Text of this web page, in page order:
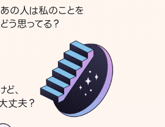
あの人は私のことを
どう思ってる？
、
丈夫？